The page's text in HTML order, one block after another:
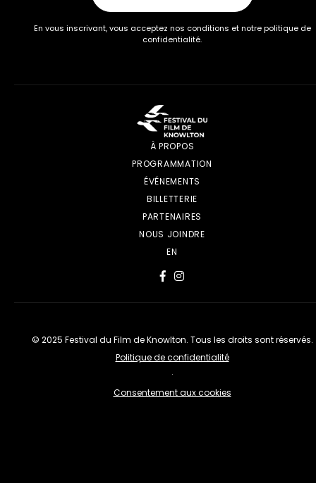
En vous inscrivant, vous acceptez nos conditions et notre politique de
confidentialité.
À PROPOS
PROGRAMMATION
ÉVÉNEMENTS
BILLETTERIE
PARTENAIRES
NOUS JOINDRE
EN
© 2025 Festival du Film de Knowlton. Tous les droits sont réservés.
Politique de confidentialité
·
Consentement aux cookies